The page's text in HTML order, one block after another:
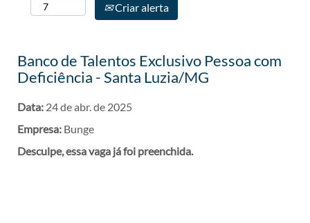
Criar alerta
Banco de Talentos Exclusivo Pessoa com
Deficiência - Santa Luzia/MG
Data: 24 de abr. de 2025
Empresa: Bunge
Desculpe, essa vaga já foi preenchida.